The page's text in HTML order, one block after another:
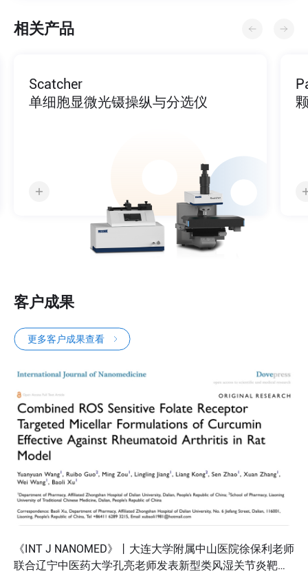
相关产品
Scatcher
单细胞显微光镊操纵与分选仪
客户成果
更多客户成果查看
《INT J NANOMED》丨大连大学附属中山医院徐保利老师
联合辽宁中医药大学孔亮老师发表新型类风湿关节炎靶向